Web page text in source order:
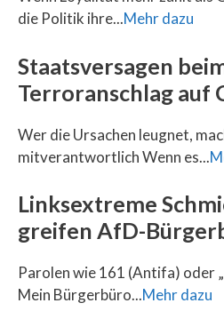
die Politik ihre...Mehr dazu
Staatsversagen
Terroranschlag auf
Wer die Ursachen leugnet,
mitverantwortlich Wenn es...
Linksextreme
greifen AfD-
Parolen wie 161 (Antifa) oder
Mein Bürgerbüro...Mehr dazu